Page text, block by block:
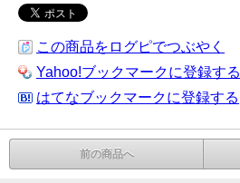
この商品をログピでつぶやく
Yahoo!ブックマークに登録する
はてなブックマークに登録する
前の商品へ